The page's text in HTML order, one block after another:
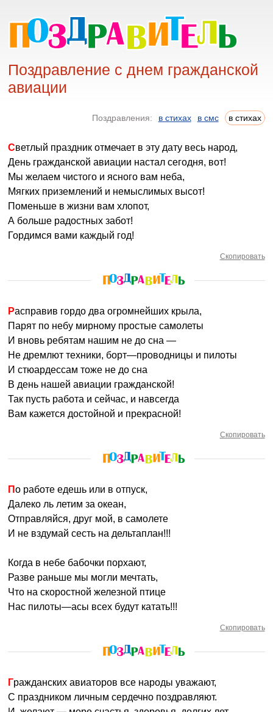
Поздравление с днем гражданской
авиации
Поздравления: в стихах в смс в стихах
Светлый праздник отмечает в эту дату весь народ,
День гражданской авиации настал сегодня, вот!
Мы желаем чистого и ясного вам неба,
Мягких приземлений и немыслимых высот!
Поменьше в жизни вам хлопот,
А больше радостных забот!
Гордимся вами каждый год!
Скопировать
Расправив гордо два огромнейших крыла,
Парят по небу мирному простые самолеты
И вновь ребятам нашим не до сна —
Не дремлют техники, борт—проводницы и пилоты
И стюардессам тоже не до сна
В день нашей авиации гражданской!
Так пусть работа и сейчас, и навсегда
Вам кажется достойной и прекрасной!
Скопировать
По работе едешь или в отпуск,
Далеко ль летим за океан,
Отправляйся, друг мой, в самолете
И не вздумай сесть на дельтаплан!!!
Когда в небе бабочки порхают,
Разве раньше мы могли мечтать,
Что на скоростной железной птице
Нас пилоты—асы всех будут катать!!!
Скопировать
Гражданских авиаторов все народы уважают,
С праздником личным сердечно поздравляют.